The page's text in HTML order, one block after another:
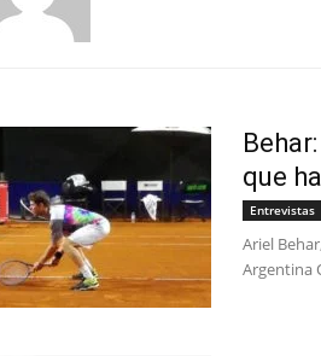
que
Entrevistas
Ariel
Argentina